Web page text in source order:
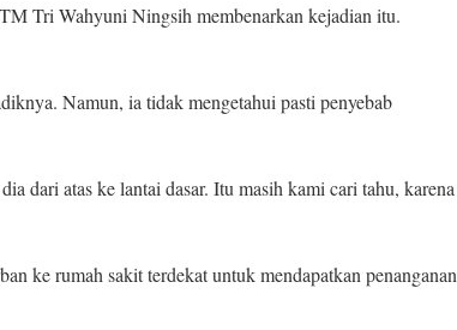
Tri Wahyuni Ningsih membenarkan kejadian itu.
Namun, ia tidak mengetahui pasti penyebab
dari atas ke lantai dasar. Itu masih kami cari tahu, karena
ke rumah sakit terdekat untuk mendapatkan penanganan